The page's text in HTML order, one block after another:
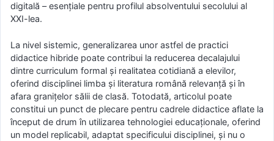
digitală – esențiale pentru profilul absolventului secolului al
XXI-lea.
La nivel sistemic, generalizarea unor astfel de practici
didactice hibride poate contribui la reducerea decalajului
dintre curriculum formal și realitatea cotidiană a elevilor,
oferind disciplinei limba și literatura română relevanță și în
afara granițelor sălii de clasă. Totodată, articolul poate
constitui un punct de plecare pentru cadrele didactice aflate la
început de drum în utilizarea tehnologiei educaționale, oferind
un model replicabil, adaptat specificului disciplinei, și nu o